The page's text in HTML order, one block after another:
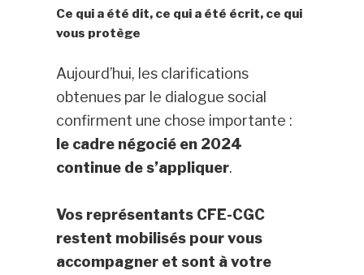
Ce qui a été dit, ce qui a été écrit, ce qui
vous protège
Aujourd’hui, les clarifications
obtenues par le dialogue social
confirment une chose importante :
le cadre négocié en 2024
continue de s’appliquer.
Vos représentants CFE-CGC
restent mobilisés pour vous
accompagner et sont à votre